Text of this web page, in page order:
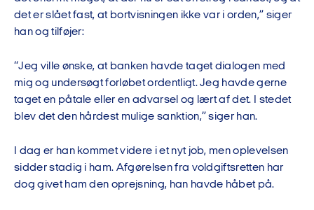
det er slået fast, at bortvisningen ikke var i orden,” siger
han og tilføjer:
“Jeg ville ønske, at banken havde taget dialogen med
mig og undersøgt forløbet ordentligt. Jeg havde gerne
taget en påtale eller en advarsel og lært af det. I stedet
blev det den hårdest mulige sanktion,” siger han.
I dag er han kommet videre i et nyt job, men oplevelsen
sidder stadig i ham. Afgørelsen fra voldgiftsretten har
dog givet ham den oprejsning, han havde håbet på.